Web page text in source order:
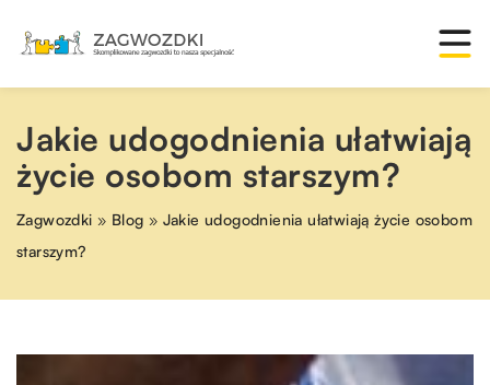
Jakie udogodnienia ułatwiają
życie osobom starszym?
Zagwozdki » Blog » Jakie udogodnienia ułatwiają życie osobom
starszym?